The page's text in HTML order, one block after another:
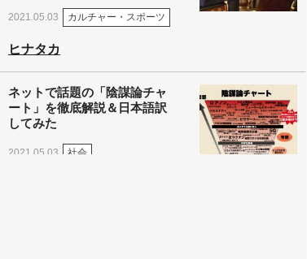
2021.05.03 カルチャー・スポーツ
ヒナタカ
ネットで話題の「陰謀論チャ
ート」を徹底解説＆日本語訳
してみた
2021.05.03 社会